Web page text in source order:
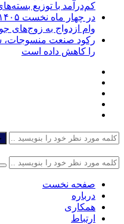
کم‌درآمد با توزیع
وام ازدواج به زوج‌های
رکود صنعت منسوجات،
را کاهش داده است
صفحه نخست
درباره
همکاری
ارتباط